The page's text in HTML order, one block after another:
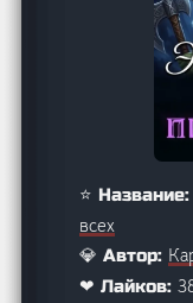
⭐ Название:
всех
💎 Автор:
❤ Лайков: